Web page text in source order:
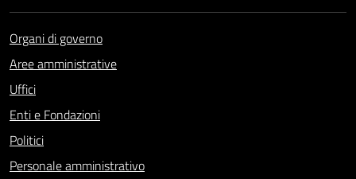
Organi di governo
Aree amministrative
Uffici
Enti e Fondazioni
Politici
Personale amministrativo